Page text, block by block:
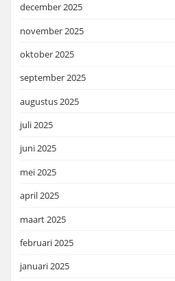
december 2025
november 2025
oktober 2025
september 2025
augustus 2025
juli 2025
juni 2025
mei 2025
april 2025
maart 2025
februari 2025
januari 2025